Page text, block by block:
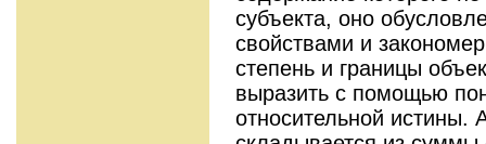
субъекта, оно
свойствами и
степень и границы
выразить с помощью
относительной истины.